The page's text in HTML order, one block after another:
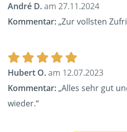
André D.am 27.11.2024
Kommentar:„Zur vollsten
Hubert O.am 12.07.2023
Kommentar:„Alles sehr gut
wieder.“